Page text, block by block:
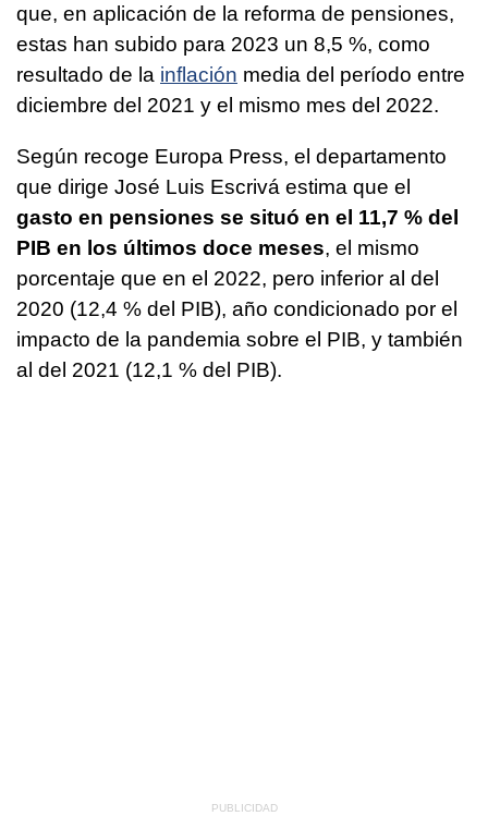
que, en aplicación de la reforma de pensiones,
estas han subido para 2023 un 8,5 %, como
resultado de la inflación media del período entre
diciembre del 2021 y el mismo mes del 2022.
Según recoge Europa Press, el departamento
que dirige José Luis Escrivá estima que el
gasto en pensiones se situó en el 11,7 % del
PIB en los últimos doce meses, el mismo
porcentaje que en el 2022, pero inferior al del
2020 (12,4 % del PIB), año condicionado por el
impacto de la pandemia sobre el PIB, y también
al del 2021 (12,1 % del PIB).